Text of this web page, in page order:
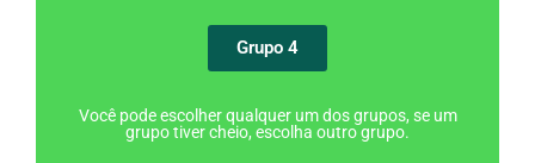
Grupo 4
Você pode escolher qualquer um dos grupos, se um
grupo tiver cheio, escolha outro grupo.